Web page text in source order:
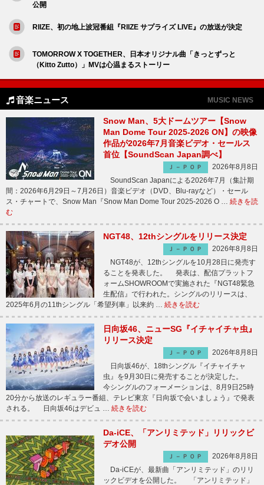
公開
RIIZE、初の地上波冠番組『RIIZE サプライズ LIVE』の放送が決定
TOMORROW X TOGETHER、日本オリジナル曲「きっとずっと
（Kitto Zutto）」MVは心温まるストーリー
音楽ニュース MUSIC NEWS
Snow Man、5大ドームツアー【Snow
Man Dome Tour 2025-2026 ON】の映像
作品が2026年7月音楽ビデオ・セールス
首位【SoundScan Japan調べ】
Ｊ－ＰＯＰ
2026年8月8日
SoundScan Japanによる2026年7月（集計期
間：2026年6月29日～7月26日）音楽ビデオ（DVD、Blu-rayなど）・セール
ス・チャートで、Snow Man『Snow Man Dome Tour 2025-2026 O … 続きを読
む
NGT48、12thシングルをリリース決定
Ｊ－ＰＯＰ
2026年8月8日
NGT48が、12thシングルを10月28日に発売す
ることを発表した。 発表は、配信プラットフ
ォームSHOWROOMで実施された『NGT48緊急
生配信』で行われた。シングルのリリースは、
2025年6月の11thシングル「希望列車」以来約 … 続きを読む
日向坂46、ニューSG『イチャイチャ虫』
リリース決定
Ｊ－ＰＯＰ
2026年8月8日
日向坂46が、18thシングル『イチャイチャ
虫』を9月30日に発売することが決定した。
今シングルのフォーメーションは、8月9日25時
20分から放送のレギュラー番組、テレビ東京『日向坂で会いましょう』で発表
される。 日向坂46はデビュ … 続きを読む
Da-iCE、「アンリミテッド」リリックビ
デオ公開
Ｊ－ＰＯＰ
2026年8月8日
Da-iCEが、最新曲「アンリミテッド」のリリ
ックビデオを公開した。 「アンリミテッド」